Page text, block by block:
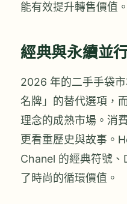
能有效提升轉售價值。
經典與永續並
2026 年的二手手袋
名牌」的替代選項，
理念的成熟市場。消
更看重歷史與故事。
Chanel 的經典符號
了時尚的循環價值。